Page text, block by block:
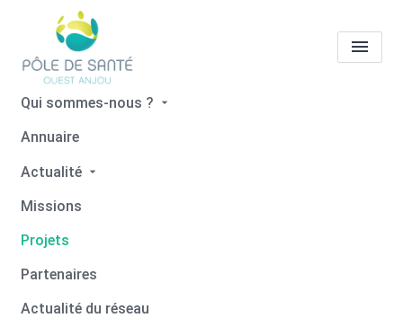
Qui sommes-nous ?
Annuaire
Actualité
Missions
Projets
Partenaires
Actualité du réseau
Projets
travail au PSOA en 2025